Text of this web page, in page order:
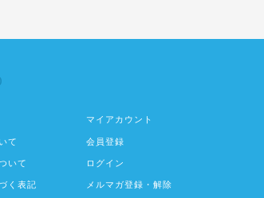
て
いて
く表記
マイアカウント
会員登録
ログイン
メルマガ登録・解除